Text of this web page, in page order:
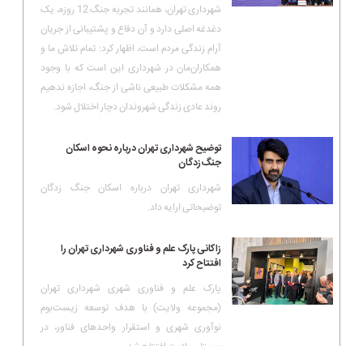
شهرداری تهران، همانند تجربه جنگ 12 روزه، یک
دغدغه اصلی دارد و آن دفاع و پشتیبانی از جریان
آرام زندگی مردم است، اظهار کرد: تمام تلاش ما و
همکاران‌مان در شهرداری این است که با وجود
همه مشکلات طبیعی ناشی از جنگ، اجازه ندهیم
روند عادی زندگی شهروندان دچار اختلال شود.
توضیح شهرداری تهران درباره نحوه اسکان
جنگ‌زدگان
شهرداری تهران درباره اسکان جنگ زدگان
توضیحاتی ارایه داد.
زاکانی پارک علم و فناوری شهرداری تهران را
افتتاح کرد
پارک علم و فناوری شهری شهرداری تهران
(مجموعه ولایت) با هدف توسعه زیست‌بوم
نوآوری شهری و استقرار واحدهای فناور، در